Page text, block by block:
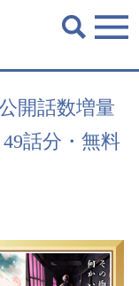
開話数増量
話分・無料